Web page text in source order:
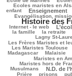
Ecoles maristes en
501/3000
184/3000
1737/3000
168/3000
enfant
939/3000 Enseignement
241/3000
47/3000
256/3000
Evangélisation,
671/3000
128/3000
240/3000
727/3000
1935/3000
Histoire des
125/3000
184/3000
229/3000
Internet - le web
1020/3000
49/3000
327/3000
la famille
100/3000 la retraite
60/3000
78/3000
651/3000
416/3000
Lagny St-
Les Frères Maristes et
1354/3000
582/3000
315/3000
Les Maristes Toulouse
414/3000
379/3000
118/3000
184/3000
Madagascar
40/3000 Malaisie
1327/3000
49/3000
342/3000
303/3000
Maristes en
Maristes hors de
344/3000
1132/3000
107/3000
Musulmans
903/3000 N.D. de
23/3000
168/3000
173/3000
803/3000
187/3000
Prière
102/3000 prisons
310/3000
165/3000
305/3000
82/3000
47/3000
36/3000